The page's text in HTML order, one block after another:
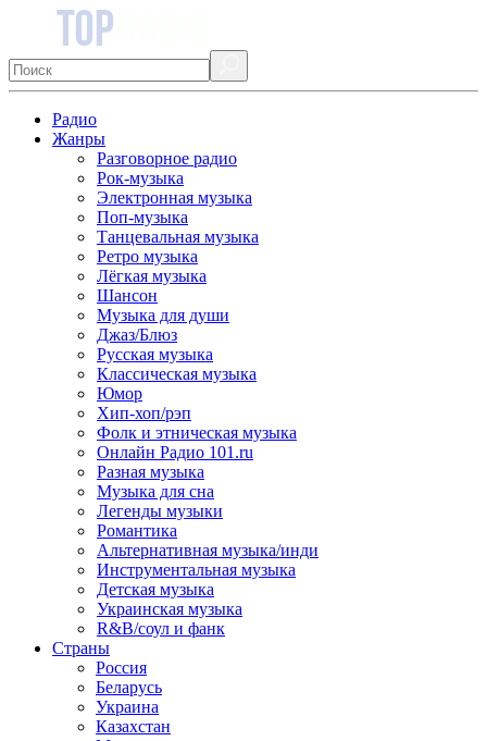
Радио
Жанры
Разговорное радио
Рок-музыка
Электронная музыка
Поп-музыка
Танцевальная музыка
Ретро музыка
Лёгкая музыка
Шансон
Музыка для души
Джаз/Блюз
Русская музыка
Классическая музыка
Юмор
Хип-хоп/рэп
Фолк и этническая музыка
Онлайн Радио 101.ru
Разная музыка
Музыка для сна
Легенды музыки
Романтика
Альтернативная музыка/инди
Инструментальная музыка
Детская музыка
Украинская музыка
R&B/cоул и фанк
Страны
Россия
Беларусь
Украина
Казахстан